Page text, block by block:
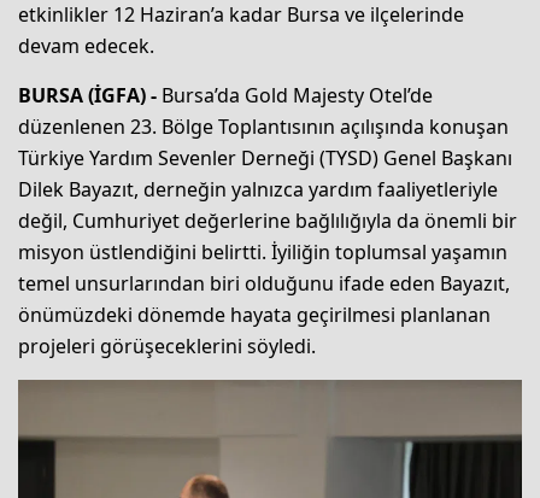
etkinlikler 12 Haziran’a kadar Bursa ve ilçelerinde
devam edecek.
BURSA (İGFA) - Bursa’da Gold Majesty Otel’de
düzenlenen 23. Bölge Toplantısının açılışında konuşan
Türkiye Yardım Sevenler Derneği (TYSD) Genel Başkanı
Dilek Bayazıt, derneğin yalnızca yardım faaliyetleriyle
değil, Cumhuriyet değerlerine bağlılığıyla da önemli bir
misyon üstlendiğini belirtti. İyiliğin toplumsal yaşamın
temel unsurlarından biri olduğunu ifade eden Bayazıt,
önümüzdeki dönemde hayata geçirilmesi planlanan
projeleri görüşeceklerini söyledi.